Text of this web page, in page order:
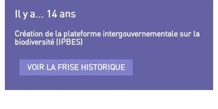
Il y a... 14 ans
Création de la plateforme intergouvernementale sur la
biodiversité (IPBES)
VOIR LA FRISE HISTORIQUE